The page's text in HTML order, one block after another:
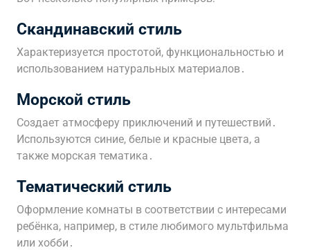
Скандинавский стиль
Характеризуется простотой, функциональностью и
использованием натуральных материалов․
Морской стиль
Создает атмосферу приключений и путешествий․
Используются синие, белые и красные цвета, а
также морская тематика․
Тематический стиль
Оформление комнаты в соответствии с интересами
ребёнка, например, в стиле любимого мультфильма
или хобби․